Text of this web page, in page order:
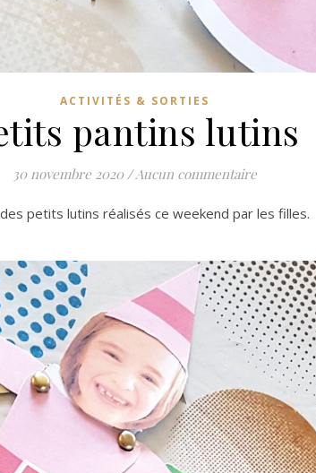
ACTIVITÉS & SORTIES
pantins lutins
30 novembre 2020 /Aucun commentaire
petits lutins réalisés ce weekend par les filles.